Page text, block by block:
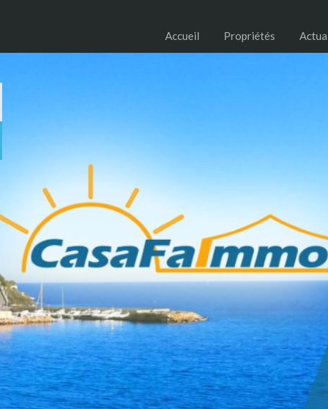
Accueil Propriétés